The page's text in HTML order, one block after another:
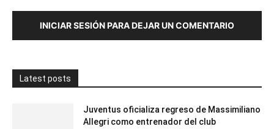
INICIAR SESIÓN PARA DEJAR UN COMENTARIO
Latest posts
Juventus oficializa regreso de Massimiliano
Allegri como entrenador del club